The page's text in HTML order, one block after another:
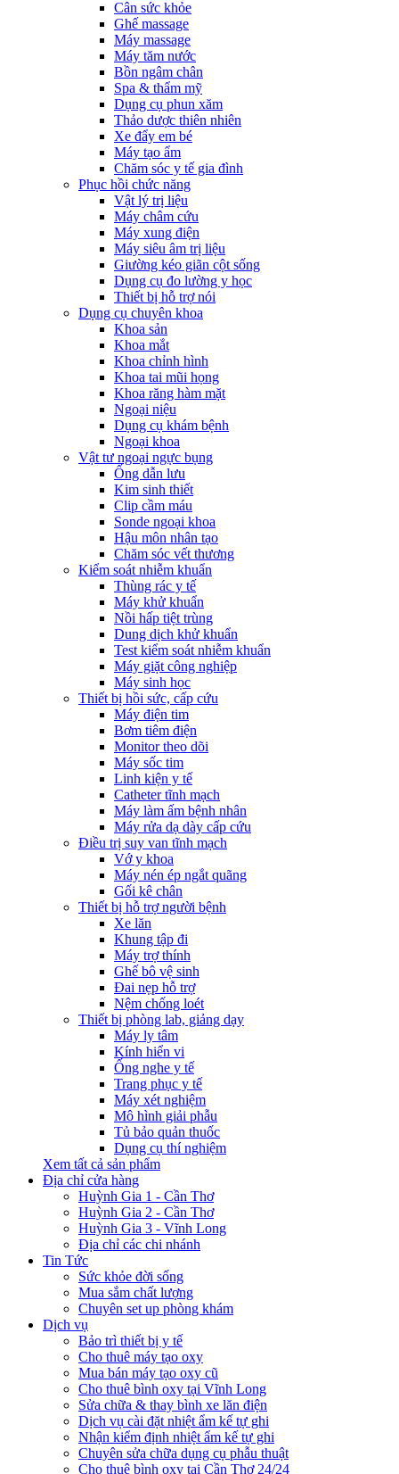
Cân sức khỏe
Ghế massage
Máy massage
Máy tăm nước
Bồn ngâm chân
Spa & thẩm mỹ
Dụng cụ phun xăm
Thảo dược thiên nhiên
Xe đẩy em bé
Máy tạo ẩm
Chăm sóc y tế gia đình
Phục hồi chức năng
Vật lý trị liệu
Máy châm cứu
Máy xung điện
Máy siêu âm trị liệu
Giường kéo giãn cột sống
Dụng cụ đo lường y học
Thiết bị hỗ trợ nói
Dụng cụ chuyên khoa
Khoa sản
Khoa mắt
Khoa chỉnh hình
Khoa tai mũi họng
Khoa răng hàm mặt
Ngoại niệu
Dụng cụ khám bệnh
Ngoại khoa
Vật tư ngoại ngực bụng
Ống dẫn lưu
Kim sinh thiết
Clip cầm máu
Sonde ngoại khoa
Hậu môn nhân tạo
Chăm sóc vết thương
Kiểm soát nhiễm khuẩn
Thùng rác y tế
Máy khử khuẩn
Nồi hấp tiệt trùng
Dung dịch khử khuẩn
Test kiểm soát nhiễm khuẩn
Máy giặt công nghiệp
Máy sinh học
Thiết bị hồi sức, cấp cứu
Máy điện tim
Bơm tiêm điện
Monitor theo dõi
Máy sốc tim
Linh kiện y tế
Catheter tĩnh mạch
Máy làm ấm bệnh nhân
Máy rửa dạ dày cấp cứu
Điều trị suy van tĩnh mạch
Vớ y khoa
Máy nén ép ngắt quãng
Gối kê chân
Thiết bị hỗ trợ người bệnh
Xe lăn
Khung tập đi
Máy trợ thính
Ghế bô vệ sinh
Đai nẹp hỗ trợ
Nệm chống loét
Thiết bị phòng lab, giảng dạy
Máy ly tâm
Kính hiển vi
Ống nghe y tế
Trang phục y tế
Máy xét nghiệm
Mô hình giải phẫu
Tủ bảo quản thuốc
Dụng cụ thí nghiệm
Xem tất cả sản phẩm
Địa chỉ cửa hàng
Huỳnh Gia 1 - Cần Thơ
Huỳnh Gia 2 - Cần Thơ
Huỳnh Gia 3 - Vĩnh Long
Địa chỉ các chi nhánh
Tin Tức
Sức khỏe đời sống
Mua sắm chất lượng
Chuyên set up phòng khám
Dịch vụ
Bảo trì thiết bị y tế
Cho thuê máy tạo oxy
Mua bán máy tạo oxy cũ
Cho thuê bình oxy tại Vĩnh Long
Sửa chữa & thay bình xe lăn điện
Dịch vụ cài đặt nhiệt ẩm kế tự ghi
Nhận kiểm định nhiệt ẩm kế tự ghi
Chuyên sửa chữa dụng cụ phẫu thuật
Cho thuê bình oxy tại Cần Thơ 24/24